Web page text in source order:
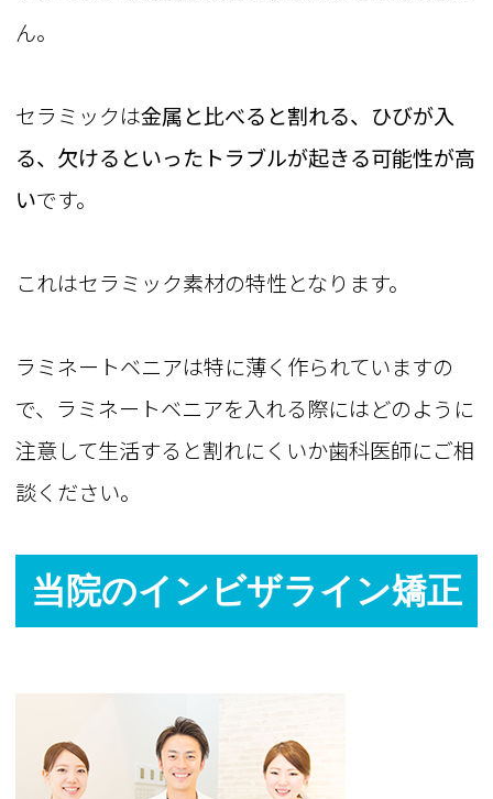
ん。
セラミックは金属と比べると割れる、ひびが入
る、欠けるといったトラブルが起きる可能性が高
いです。
これはセラミック素材の特性となります。
ラミネートベニアは特に薄く作られていますの
で、ラミネートベニアを入れる際にはどのように
注意して生活すると割れにくいか歯科医師にご相
談ください。
当院のインビザライン矯正